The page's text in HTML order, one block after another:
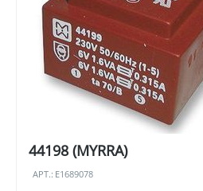
44198 (MYRRA)
АРТ.: E1689078